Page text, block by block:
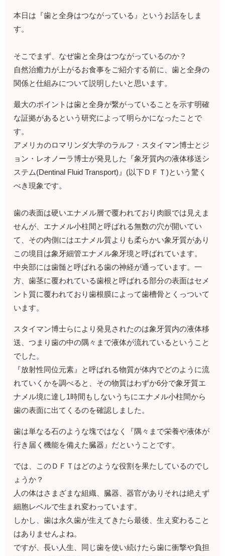
本日は『歯と全身はつながっている』というお話をしま
す。
そこでまず、なぜ歯と全身はつながっているのか？
自然治癒力が上がるお食事をご紹介する前に、歯と全身の
関係と仕組みについて説明したいと思います。
最大のポイントは歯と全身が繋がっていることを示す明確
な証拠があるという研究によって明らかになったことで
す。
アメリカのロマリンダ大学のラルフ・スタイマン博士とジ
ョン・レオノーラ博士が発見した『象牙質内の液体移送シ
ステム(Dentinal Fluid Transport)』(以下ＤＦＴ)という驚く
べき現象です。
歯の表面は硬いエナメル層で覆われており肉眼では見えま
せんが、エナメル小柱間と呼ばれる無数の穴が開いてい
て、その内側にはエナメル質よりも柔らかい象牙質があり
この境目は象牙細管エナメル象牙境と呼ばれています。
中央部には歯髄と呼ばれる歯の神経が通っています。一
方、歯茎に覆われている歯根と呼ばれる部分の表面はセメ
ント質に覆われており歯根膜によって歯槽骨とくっついて
います。
スタイマン博士らにより発見されたのは象牙質内の液体移
送、つまり歯の中の隅々まで液体が流れているということ
でした。
『放射性同位元素』と呼ばれる物質が体内でどのように流
れていくかを調べると、その物質はわずか6分で象牙質エ
ナメル境に達し1時間もしないうちにエナメル小柱間から
歯の表面に出てくるのを確認しました。
歯は単なる石のような塊ではなく『隅々まで栄養や液体が
行き届く機能を備えた臓器』だということです。
では、このＤＦＴはどのような役割を果たしているのでし
ょうか？
人の体はさまざまな組織、臓器、器官がありそれは絶えず
細胞レベルで生まれ変わっています。
しかし、歯は永久歯が生えてきたら最後、生え変わること
はありませんよね。
ですが、長い人生、同じ歯を使い続けたら歯に衝撃や負担